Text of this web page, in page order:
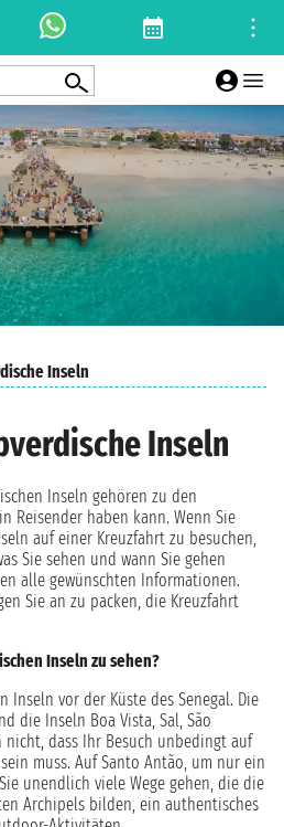
Inseln
Inseln
Inseln gehören zu den
Reisender haben kann. Wenn Sie
auf einer Kreuzfahrt zu besuchen,
Sie sehen und wann Sie gehen
alle gewünschten Informationen.
Sie an zu packen, die Kreuzfahrt
Inseln zu sehen?
Inseln vor der Küste des Senegal. Die
die Inseln Boa Vista, Sal, São
nicht, dass Ihr Besuch unbedingt auf
muss. Auf Santo Antão, um nur ein
unendlich viele Wege gehen, die die
Archipels bilden, ein authentisches